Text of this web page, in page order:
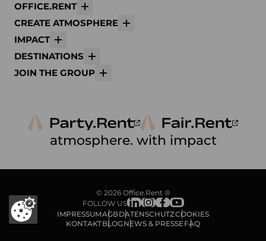
OFFICE.RENT
CREATE ATMOSPHERE
IMPACT
DESTINATIONS
JOIN THE GROUP
atmosphere. with impact
© 2026 Office.Rent ®
FOLLOW US
IMPRESSUMAGBDATENSCHUTZCOOKIES
KONTAKTBLOGNEWS & PRESSEFAQ